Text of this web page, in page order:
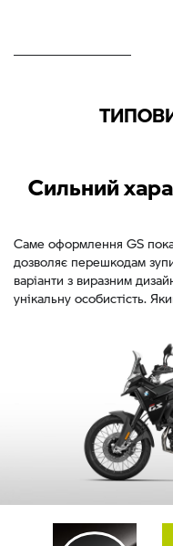
Сильний
Саме оформлення GS
дозволяє перешкодам
варіанти з виразним
унікальну особистість.